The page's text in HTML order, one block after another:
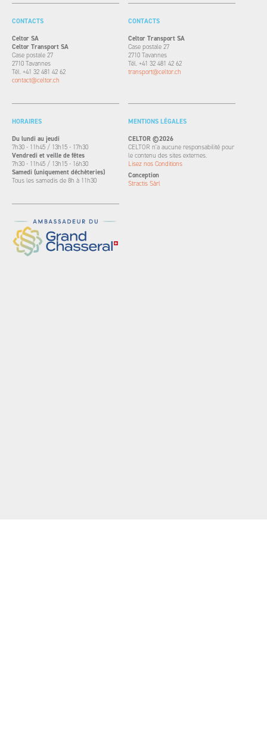
CONTACTS
Celtor SA
Celtor Transport SA
Case postale 27
2710 Tavannes
Tél. +41 32 481 42 62
contact@celtor.ch
CONTACTS
Celtor Transport SA
Case postale 27
2710 Tavannes
Tél. +41 32 481 42 62
transport@celtor.ch
HORAIRES
Du lundi au jeudi
7h30 - 11h45 / 13h15 - 17h30
Vendredi et veille de fêtes
7h30 - 11h45 / 13h15 - 16h30
Samedi (uniquement déchèteries)
Tous les samedis de 8h à 11h30
MENTIONS LÉGALES
CELTOR ©2026
CELTOR n'a aucune responsabilité pour
le contenu des sites externes.
Lisez nos Conditions
Conception
Stractis Sàrl